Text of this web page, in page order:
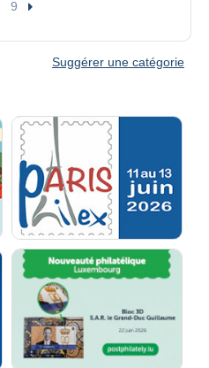
9
Suggérer une catégorie